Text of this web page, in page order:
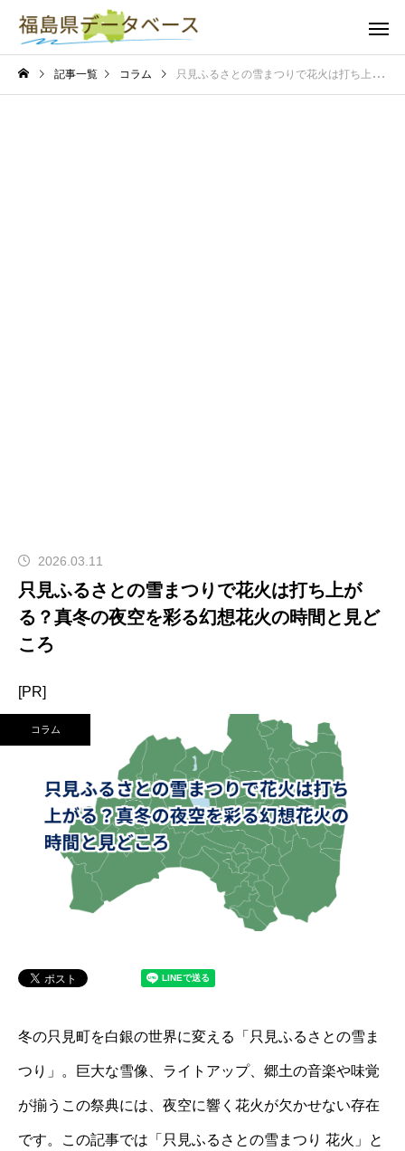
記事一覧 コラム 只見ふるさとの雪まつりで花火は打ち上がる？真冬の夜空を彩る幻想花火の時間と見どころ
2026.03.11
只見ふるさとの雪まつりで花火は打ち上が
る？真冬の夜空を彩る幻想花火の時間と見ど
ころ
[PR]
コラム
冬の只見町を白銀の世界に変える「只見ふるさとの雪ま
つり」。巨大な雪像、ライトアップ、郷土の音楽や味覚
が揃うこの祭典には、夜空に響く花火が欠かせない存在
です。この記事では「只見ふるさとの雪まつり 花火」と